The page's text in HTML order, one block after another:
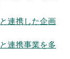
連携した企画
連携事業を多